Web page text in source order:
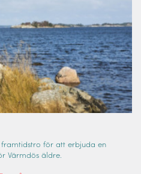
för att erbjuda en
Värmdös äldre.